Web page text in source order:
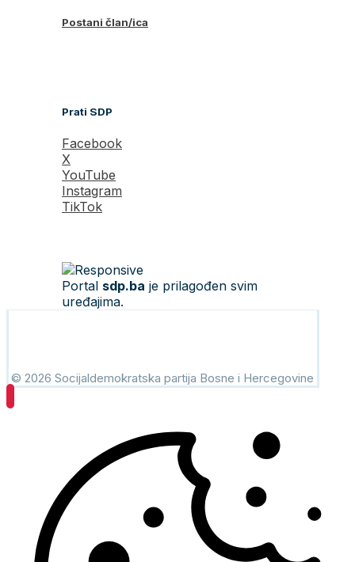
Postani član/ica
Prati SDP
Facebook
X
YouTube
Instagram
TikTok
Portal sdp.ba je prilagođen svim
uređajima.
© 2026 Socijaldemokratska partija Bosne i Hercegovine